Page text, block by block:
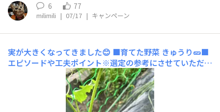
6 77
milimili | 07/17 | キャンペーン
実が大きくなってきました😊 ■育てた野菜 きゅうり🥒■
エピソードや工夫ポイント※選定の参考にさせていただき
ますので必ずご入力くださいカインズさんのクリアランス
になってた苗にはじめて付いた雌花。日に日に大きくなっ
ています楽しみ🎶 ■使用した商品名（商品タグでどの商
品かわからない場合はこちらに商品名を入力してく